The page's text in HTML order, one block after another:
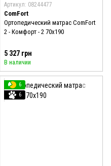
Артикул: 08244477
ComFort
Ортопедический матрас ComFort
2 - Комфорт - 2 70x190
5 327 грн
В наличии
6
6